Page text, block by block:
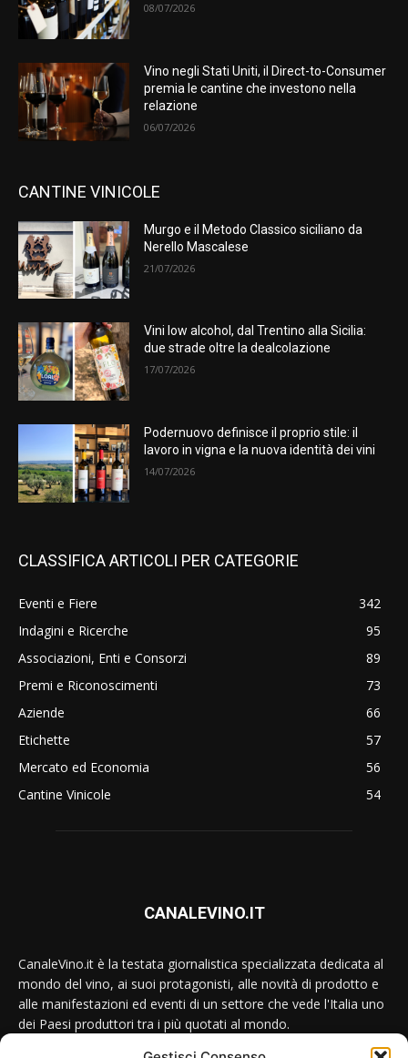
08/07/2026
Vino negli Stati Uniti, il Direct-to-Consumer
premia le cantine che investono nella
relazione
06/07/2026
CANTINE VINICOLE
Murgo e il Metodo Classico siciliano da
Nerello Mascalese
21/07/2026
Vini low alcohol, dal Trentino alla Sicilia:
due strade oltre la dealcolazione
17/07/2026
Podernuovo definisce il proprio stile: il
lavoro in vigna e la nuova identità dei vini
14/07/2026
CLASSIFICA ARTICOLI PER CATEGORIE
Eventi e Fiere
342
Indagini e Ricerche
95
Associazioni, Enti e Consorzi
89
Premi e Riconoscimenti
73
Aziende
66
Etichette
57
Mercato ed Economia
56
Cantine Vinicole
54
CANALEVINO.IT
CanaleVino.it è la testata giornalistica specializzata dedicata al
mondo del vino, ai suoi protagonisti, alle novità di prodotto e
alle manifestazioni ed eventi di un settore che vede l'Italia uno
dei Paesi produttori tra i più quotati al mondo.